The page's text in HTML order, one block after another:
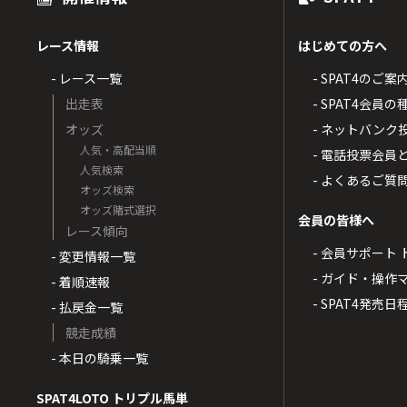
レース情報
- レース一覧
出走表
オッズ
人気・高配当順
人気検索
オッズ検索
オッズ賭式選択
レース傾向
- 変更情報一覧
- 着順速報
- 払戻金一覧
競走成績
- 本日の騎乗一覧
SPAT4LOTO トリプル馬単
はじめての方へ
- SPAT4のご案
- SPAT4会員の
- ネットバンク
- 電話投票会員
- よくあるご質
会員の皆様へ
- 会員サポート
- ガイド・操作
- SPAT4発売日